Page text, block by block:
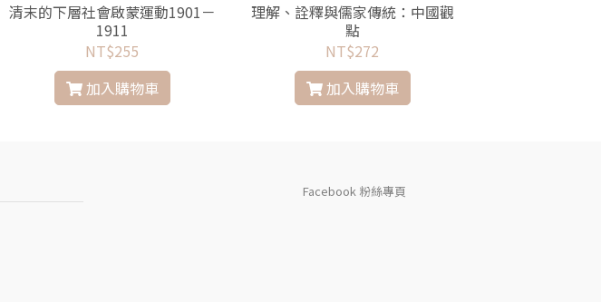
清末的下層社會啟蒙運動1901－
1911
NT$255
加入購物車
理解、詮釋與儒家傳統：中國觀
點
NT$272
加入購物車
Facebook 粉絲專頁